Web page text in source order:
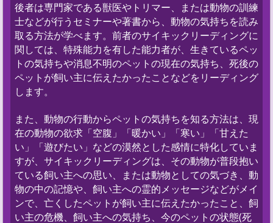
後者は専門家である獣医やトリマー、または動物の訓練
士などが行うセミナーや著書から、動物の気持ちを読み
取る方法が学べます。前者のサイキックリーディングに
関しては、特殊能力を有した能力者が、生きているペッ
トの気持ちや消息不明のペットの現在の気持ち、死後の
ペットが飼い主に伝えたかったことなどをリーディング
します。
また、動物の行動からペットの気持ちを知る方法は、現
在の動物の欲求「空腹」「暖かい」「寒い」「甘えた
い」「遊びたい」などの漠然とした感情に特化していま
すが、サイキックリーディングは、その動物が普段抱い
ている飼い主への思い、または動物としての気づき、動
物の中の記憶や、飼い主への霊的メッセージなどがメイ
ンで、亡くしたペットが飼い主に伝えたかったこと、飼
い主の危機、飼い主への気持ち、今のペットの状態(死